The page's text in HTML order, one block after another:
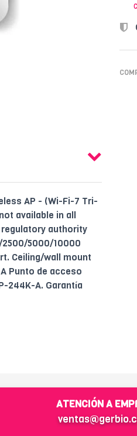
AP - (Wi-Fi-7 Tri-
available in all
authority
2500/5000/10000
Ceiling/wall mount
Punto de acceso
244K-A. Garantía
ATENCIÓN A